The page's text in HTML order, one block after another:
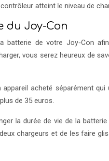
atteint le niveau de
du Joy-Con
batterie de votre Joy-Con
vous serez heureux de
appareil acheté séparément
de 35 euros.
la durée de vie de la
chargeurs et de les faire